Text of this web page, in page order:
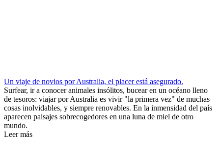
Un viaje de novios por Australia, el placer está asegurado.
Surfear, ir a conocer animales insólitos, bucear en un océano lleno
de tesoros: viajar por Australia es vivir "la primera vez" de muchas
cosas inolvidables, y siempre renovables. En la inmensidad del país
aparecen paisajes sobrecogedores en una luna de miel de otro
mundo.
Leer más